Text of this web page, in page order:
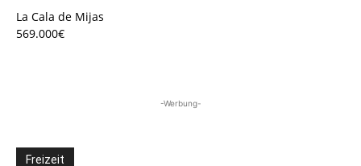
La Cala de Mijas
569.000€
-Werbung-
Freizeit